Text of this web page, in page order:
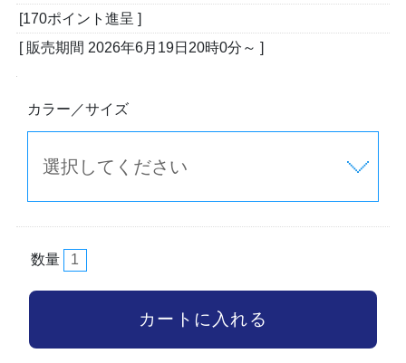
[170ポイント進呈 ]
[ 販売期間 2026年6月19日20時0分 ～ ]
カラー／サイズ
数量